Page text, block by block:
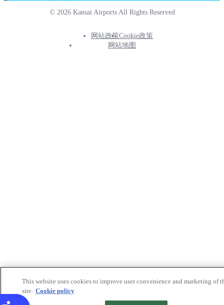
© 2026 Kansai Airports All Rights Reserved
Footer
网站政策Cookie政策
网站地图
This website uses cookies to improve user convenience and marketing of
site. Cookie policy